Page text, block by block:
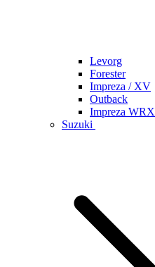
Levorg
Forester
Impreza / XV
Outback
Impreza WRX
Suzuki